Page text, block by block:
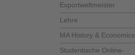
Exportweltmeister
Lehre
MA History & Economics
Studentische Online-